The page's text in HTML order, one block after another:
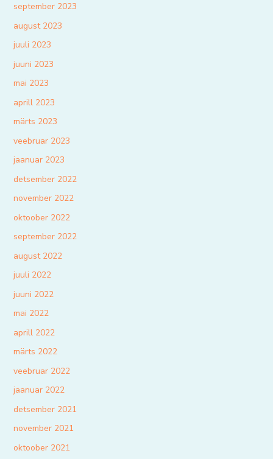
september 2023
august 2023
juuli 2023
juuni 2023
mai 2023
aprill 2023
märts 2023
veebruar 2023
jaanuar 2023
detsember 2022
november 2022
oktoober 2022
september 2022
august 2022
juuli 2022
juuni 2022
mai 2022
aprill 2022
märts 2022
veebruar 2022
jaanuar 2022
detsember 2021
november 2021
oktoober 2021